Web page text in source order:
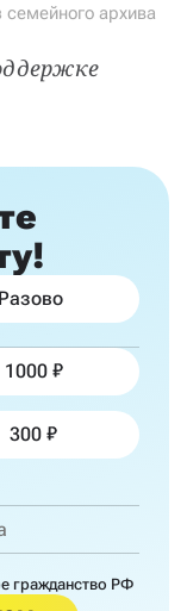
архива
Разово
1000
300
гражданство РФ